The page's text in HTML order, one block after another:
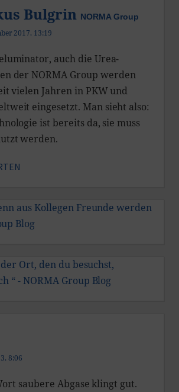
Bulgrin NORMA Group
2017, 13:19
auch die Urea-
der NORMA Group werden
vielen Jahren in PKW und
eingesetzt. Man sieht also:
ist bereits da, sie muss
werden.
aus Kollegen Freunde werden
Blog
Ort, den du besuchst,
“ - NORMA Group Blog
8:06
saubere Abgase klingt gut.